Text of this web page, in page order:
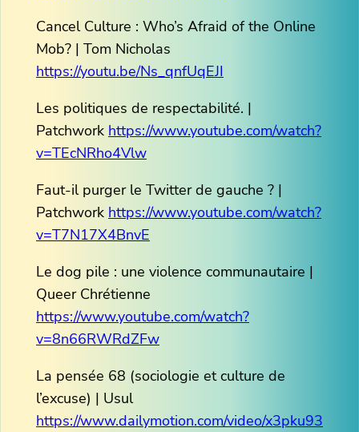
Cancel Culture : Who’s Afraid of the Online
Mob? | Tom Nicholas
https://youtu.be/Ns_qnfUqEJI
Les politiques de respectabilité. |
Patchwork https://www.youtube.com/watch?
v=TEcNRho4Vlw
Faut-il purger le Twitter de gauche ? |
Patchwork https://www.youtube.com/watch?
v=T7N17X4BnvE
Le dog pile : une violence communautaire |
Queer Chrétienne
https://www.youtube.com/watch?
v=8n66RWRdZFw
La pensée 68 (sociologie et culture de
l’excuse) | Usul
https://www.dailymotion.com/video/x3pku93